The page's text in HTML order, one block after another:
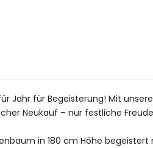
Jahr für Begeisterung! Mit
Neukauf – nur festliche
in 180 cm Höhe